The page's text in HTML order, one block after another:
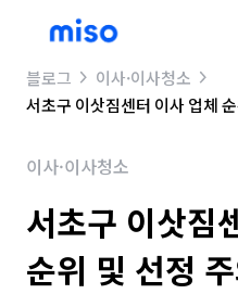
블로그
이사·이사청소
서초구 이삿짐센터 이사 업체
이사·이사청소
서초구 이삿짐
순위 및 선정